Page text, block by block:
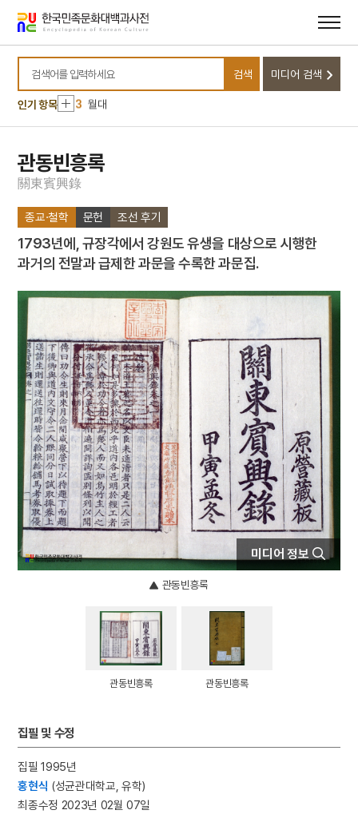
바로가기
바로가기
검색어를 입력하세요
검색 미디어 검색
인기 항목
10 효종
1 금성대군
2 배원룡
3 월대
4 북조선임시인민위원회
5
세조
6
구지봉
속담
9
한산도대첩
10 효종
1 금성대군
배원룡
3 월대
4 북조선임시인민위원회
5 세조
6 구지봉
7 세월호 참사
속담
9
한산도대첩
10 효종
관동빈흥록
關東賓興錄
종교·철학 문헌 조선 후기
1793년에, 규장각에서 강원도 유생을 대상으로 시행한
과거의 전말과 급제한 과문을 수록한 과문집.
미디어 정보
관동빈흥록
관동빈흥록 관동빈흥록
집필 및 수정
집필 1995년
홍현식 (성균관대학교, 유학)
최종수정 2023년 02월 07일